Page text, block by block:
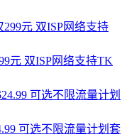
元 双ISP网络支持TK
可选不限流量计划套